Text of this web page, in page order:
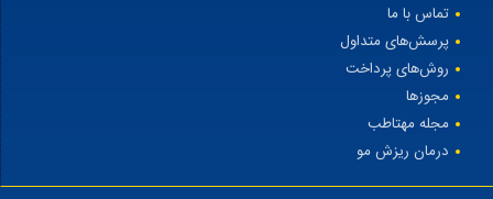
تماس با ما
پرسش‌های متداول
روش‌های پرداخت
مجوزها
مجله مهتاطب
درمان ریزش مو